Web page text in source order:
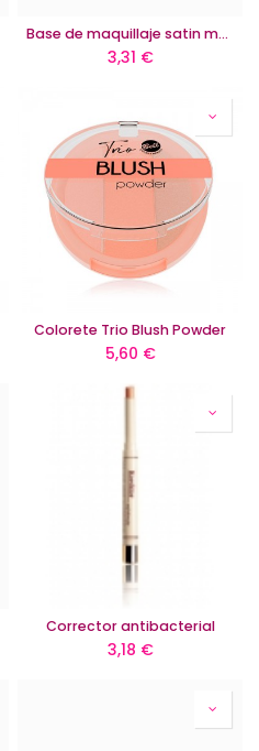
Base de maquillaje satin mat mousse waterproof
3,31 €
Colorete Trio Blush Powder
5,60 €
Corrector antibacterial
3,18 €